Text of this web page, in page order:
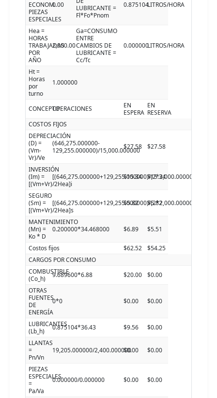
ECONOM.
PIEZAS
ESPECIALES
0.00
LUBRICANTE =
Fl*Fo*Pnom
0.875104LITROS/HORA
Hea =
HORAS
TRABAJADAS
POR
AÑO
2,000.00
Ga=CONSUMO
ENTRE
CAMBIOS DE
LUBRICANTE =
Cc/Tc
0.000000LITROS/HORA
Ht =
Horas
por
turno
1.000000
CONCEPTOOPERACIONES
EN
ESPERA
EN
RESERVA
COSTOS FIJOS
DEPRECIACIÓN
(D) =
(Vm-
Vr)/Ve
(646,275.000000-
129,255.000000)/15,000.000000
$27.58 $27.58
INVERSIÓN
(Im) =
[(Vm+Vr)/2Hea]i
[(646,275.000000+129,255.000000)/
$15.34 $15.34
SEGURO
(Sm) =
[(Vm+Vr)/2Hea]s
[(646,275.000000+129,255.000000)/
$5.82 $5.82
MANTENIMIENTO
(Mn) =
Ko * D
0.200000*34.468000 $6.89 $5.51
Costos fijos $62.52
$54.25
CARGOS POR CONSUMO
COMBUSTIBLE
(Co_h)
9.689600*6.88 $20.00
$0.00
OTRAS
FUENTES
DE
ENERGÍA
0*0 $0.00 $0.00
LUBRICANTES
(Lb_h)
0.875104*36.43 $9.56
$0.00
LLANTAS
=
Pn/Vn
19,205.000000/2,400.000000$0.00 $0.00
PIEZAS
ESPECIALES
=
Pa/Va
0.000000/0.000000 $0.00 $0.00